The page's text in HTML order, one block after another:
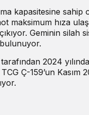
kapasitesine
maksimum hıza
Geminin silah
2024
Ç-159’un